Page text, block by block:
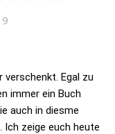
verschenkt. Egal zu
immer ein Buch
auch in diesme
Ich zeige euch heute